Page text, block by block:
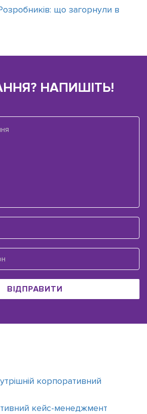
що загорнули в
НАПИШІТЬ!
ВІДПРАВИТИ
корпоративний
кейс-менеджмент